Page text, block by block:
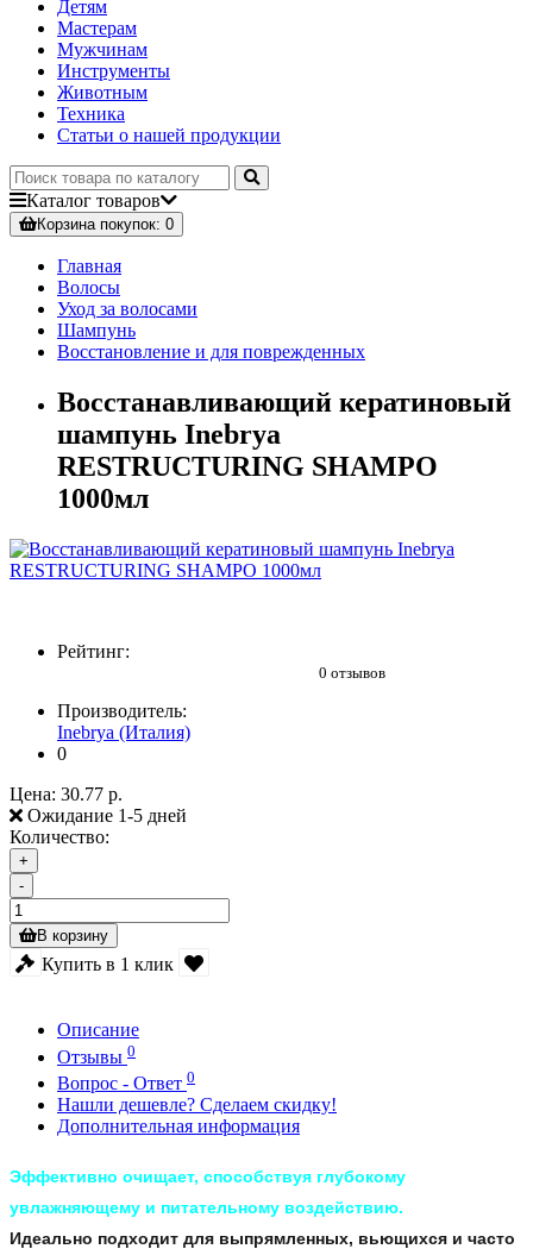
Детям
Мастерам
Мужчинам
Инструменты
Животным
Техника
Статьи о нашей продукции
Каталог товаров
Корзинапокупок: 0
Главная
Волосы
Уход за волосами
Шампунь
Восстановление и для поврежденных
Восстанавливающий кератиновый
шампунь Inebrya
RESTRUCTURING SHAMPO
1000мл
Рейтинг:
0 отзывов
Производитель:
Inebrya (Италия)
0
Цена: 30.77 р.
Ожидание 1-5 дней
Количество:
+
-
В корзину
Купить в 1 клик
Описание
Отзывы 0
Вопрос - Ответ 0
Нашли дешевле? Сделаем скидку!
Дополнительная информация
Эффективно очищает, способствуя глубокому
увлажняющему и питательному воздействию.
Идеально подходит для выпрямленных, вьющихся и часто